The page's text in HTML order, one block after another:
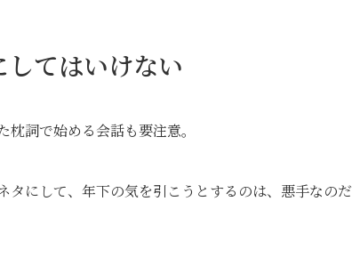
てはいけない
枕詞で始める会話も要注意。
にして、年下の気を引こうとするのは、悪手なのだ